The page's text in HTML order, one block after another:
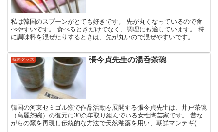
私は韓国のスプーンがとても好きです。 先が丸くなっているので食
べやすいです。 食べるときだけでなく、調理にも適しています。 特
に調味料を混ぜたりするときは、先が丸いので混ぜやすいです。 私
韓国グッズ 張今貞先生の湯呑茶碗
韓国の河東セミゴル窯で作品活動を展開する張今貞先生は、井戸茶碗
（高麗茶碗）の復元に30余年取り組んでいる女性陶芸家です。 昔な
がらの窯を再現し伝統的な方法で天然釉薬を用い、朝鮮マンテギ(縄